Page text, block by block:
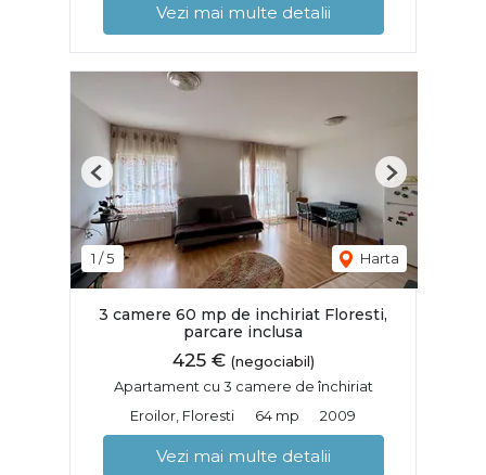
Vezi mai multe detalii
1 /5 Harta
Previous Next
3 camere 60 mp de inchiriat Floresti,
parcare inclusa
425 € (negociabil)
Apartament cu 3 camere de închiriat
Eroilor, Floresti
64 mp 2009
Vezi mai multe detalii